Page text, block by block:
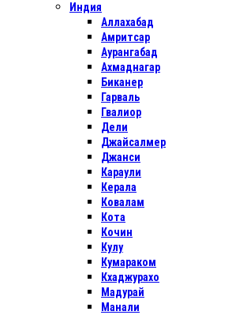
Индия
Аллахабад
Амритсар
Аурангабад
Ахмаднагар
Биканер
Гарваль
Гвалиор
Дели
Джайсалмер
Джанси
Караули
Керала
Ковалам
Кота
Кочин
Кулу
Кумараком
Кхаджурахо
Мадурай
Манали